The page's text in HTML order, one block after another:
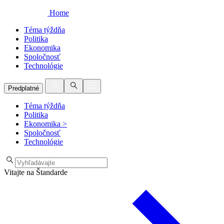
Home
Téma týždňa
Politika
Ekonomika
Spoločnosť
Technológie
Predplatné
Téma týždňa
Politika
Ekonomika >
Spoločnosť
Technológie
Vitajte na Štandarde